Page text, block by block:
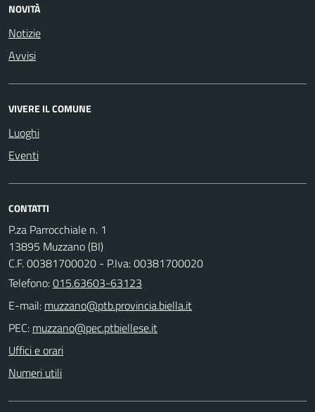
NOVITÀ
Notizie
Avvisi
VIVERE IL COMUNE
Luoghi
Eventi
CONTATTI
P.za Parrocchiale n. 1
13895 Muzzano (BI)
C.F. 00381700020 - P.Iva: 00381700020
Telefono:015.63603-63123
E-mail:
PEC:
Uffici e orari
Numeri utili